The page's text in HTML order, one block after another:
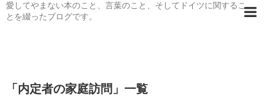
愛してやまない本のこと、言葉のこと、そしてドイツに関するこ
とを綴ったブログです。
「 内定者の家庭訪問 」 一覧